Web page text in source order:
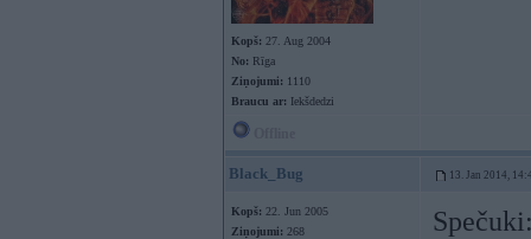
Kopš: 27. Aug 2004
No: Rīga
Ziņojumi: 1110
Braucu ar: Iekšdedzi
Black_Bug 13. Jan 2014,
Kopš: 22. Jun 2005
Ziņojumi: 268